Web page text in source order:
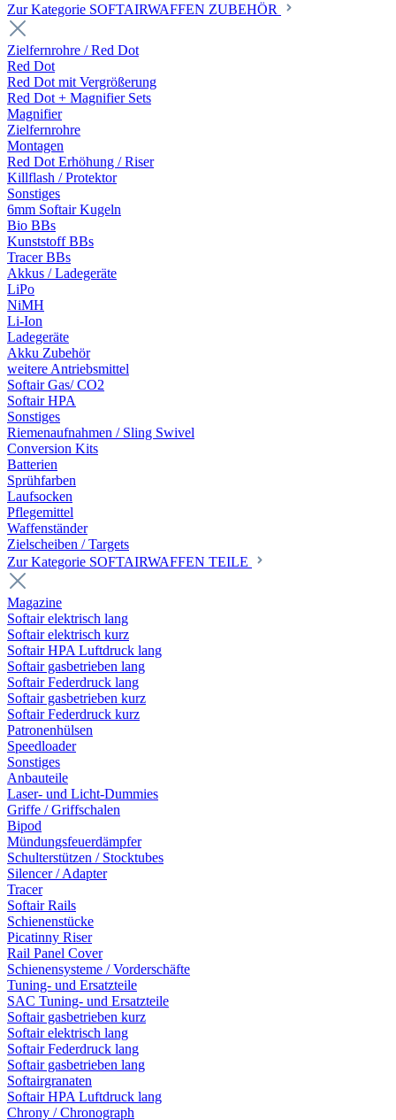
Zur Kategorie SOFTAIRWAFFEN ZUBEHÖR
Zielfernrohre / Red Dot
Red Dot
Red Dot mit Vergrößerung
Red Dot + Magnifier Sets
Magnifier
Zielfernrohre
Montagen
Red Dot Erhöhung / Riser
Killflash / Protektor
Sonstiges
6mm Softair Kugeln
Bio BBs
Kunststoff BBs
Tracer BBs
Akkus / Ladegeräte
LiPo
NiMH
Li-Ion
Ladegeräte
Akku Zubehör
weitere Antriebsmittel
Softair Gas/ CO2
Softair HPA
Sonstiges
Riemenaufnahmen / Sling Swivel
Conversion Kits
Batterien
Sprühfarben
Laufsocken
Pflegemittel
Waffenständer
Zielscheiben / Targets
Zur Kategorie SOFTAIRWAFFEN TEILE
Magazine
Softair elektrisch lang
Softair elektrisch kurz
Softair HPA Luftdruck lang
Softair gasbetrieben lang
Softair Federdruck lang
Softair gasbetrieben kurz
Softair Federdruck kurz
Patronenhülsen
Speedloader
Sonstiges
Anbauteile
Laser- und Licht-Dummies
Griffe / Griffschalen
Bipod
Mündungsfeuerdämpfer
Schulterstützen / Stocktubes
Silencer / Adapter
Tracer
Softair Rails
Schienenstücke
Picatinny Riser
Rail Panel Cover
Schienensysteme / Vorderschäfte
Tuning- und Ersatzteile
SAC Tuning- und Ersatzteile
Softair gasbetrieben kurz
Softair elektrisch lang
Softair Federdruck lang
Softair gasbetrieben lang
Softairgranaten
Softair HPA Luftdruck lang
Chrony / Chronograph